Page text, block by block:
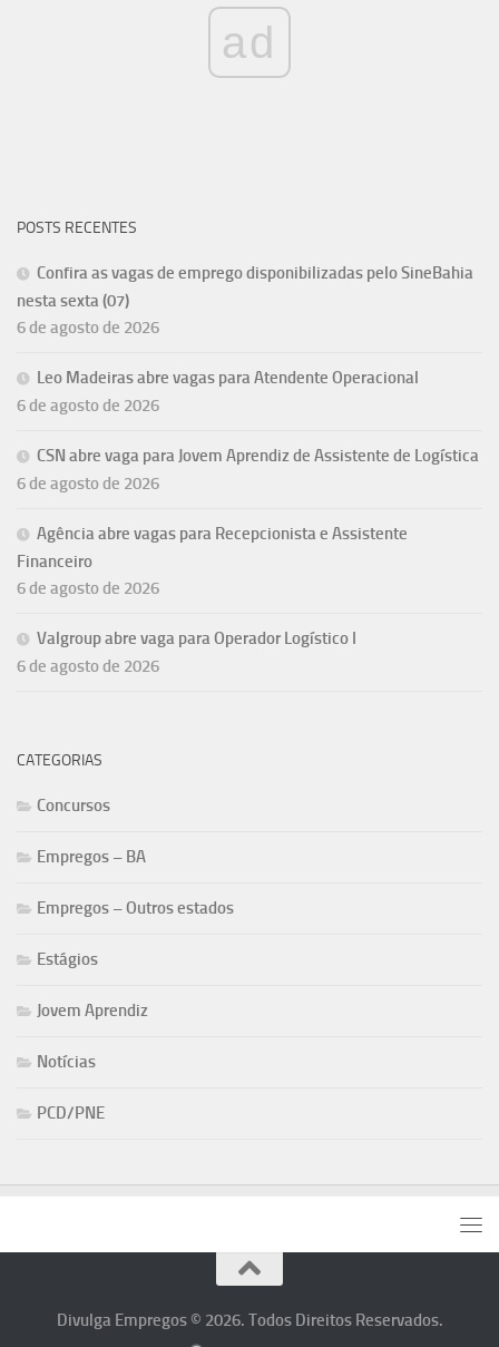
ad
POSTS RECENTES
Confira as vagas de emprego disponibilizadas pelo SineBahia
nesta sexta (07)
6 de agosto de 2026
Leo Madeiras abre vagas para Atendente Operacional
6 de agosto de 2026
CSN abre vaga para Jovem Aprendiz de Assistente de Logística
6 de agosto de 2026
Agência abre vagas para Recepcionista e Assistente
Financeiro
6 de agosto de 2026
Valgroup abre vaga para Operador Logístico I
6 de agosto de 2026
CATEGORIAS
Concursos
Empregos – BA
Empregos – Outros estados
Estágios
Jovem Aprendiz
Notícias
PCD/PNE
Divulga Empregos © 2026. Todos Direitos Reservados.